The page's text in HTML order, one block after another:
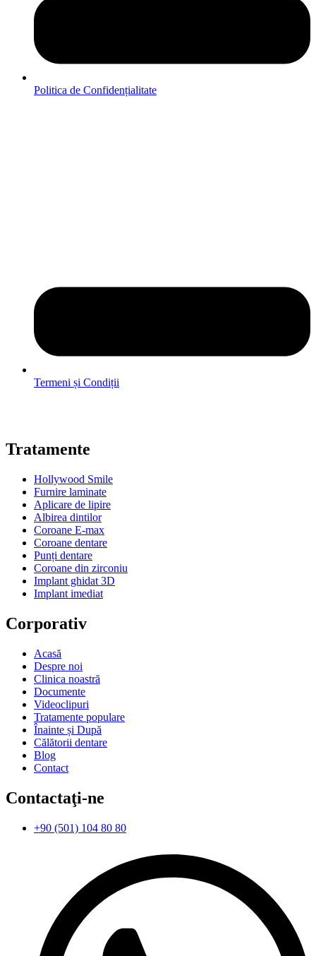
Politica de Confidențialitate
Termeni și Condiții
Tratamente
Hollywood Smile
Furnire laminate
Aplicare de lipire
Albirea dintilor
Coroane E-max
Coroane dentare
Punți dentare
Coroane din zirconiu
Implant ghidat 3D
Implant imediat
Corporativ
Acasă
Despre noi
Clinica noastră
Documente
Videoclipuri
Tratamente populare
Înainte și După
Călătorii dentare
Blog
Contact
Contactaţi-ne
+90 (501) 104 80 80